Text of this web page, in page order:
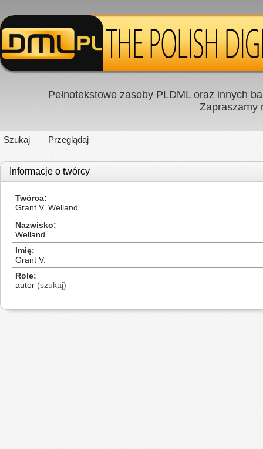
Pełnotekstowe zasoby PLDML oraz innych
Zapraszamy
Szukaj Przeglądaj
Informacje o twórcy
Twórca
Grant V. Welland
Nazwisko
Welland
Imię
Grant V.
Role
autor (szukaj)